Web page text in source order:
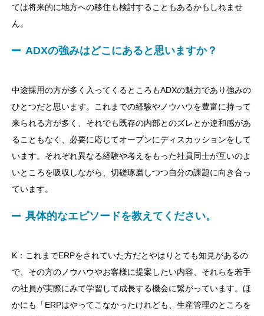
ては将来的に地方への移住も検討することもあるかもしれませ
ん。
ADXの強みはどこにあると思いますか？
中途採用の方が多く入ってくるところもADXの魅力であり強みの
ひとつだと思います。これまでの経験やノウハウを豊富に持って
来られる方が多く、それでも既存の内部とのズレとか違和感があ
ることもなく、必要に応じてオープンにディスカッションをして
います。それぞれ異なる経験や考えをもった社員同士が互いのよ
いところを吸収しながら、切磋琢磨しつつ自分の課題に向き合っ
ています。
具体的なエピソードを教えてください。
K：これまでERPをされていた方だとやはりとても知見があるの
で、その方のノウハウやお客様に提案したい内容、それらを若手
の社員が実際にみて学習して成長する機会に繋がっています。ほ
かにも「ERPはやってこなかったけれども、生産管理のところを